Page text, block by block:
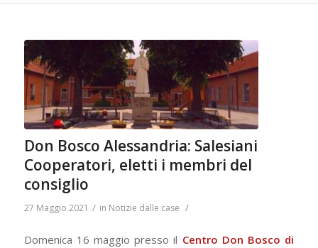
Don Bosco Alessandria: Salesiani
Cooperatori, eletti i membri del
consiglio
27 Maggio 2021 / in Notizie dalle case /
Domenica 16 maggio presso il Centro Don Bosco di